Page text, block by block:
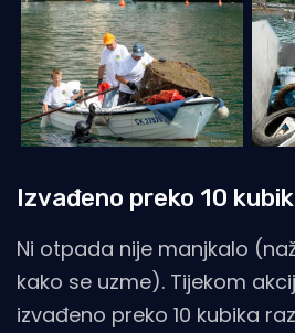
Izvađeno preko 10
Ni otpada nije manjkalo
kako se uzme). Tijekom
izvađeno preko 10 kubika